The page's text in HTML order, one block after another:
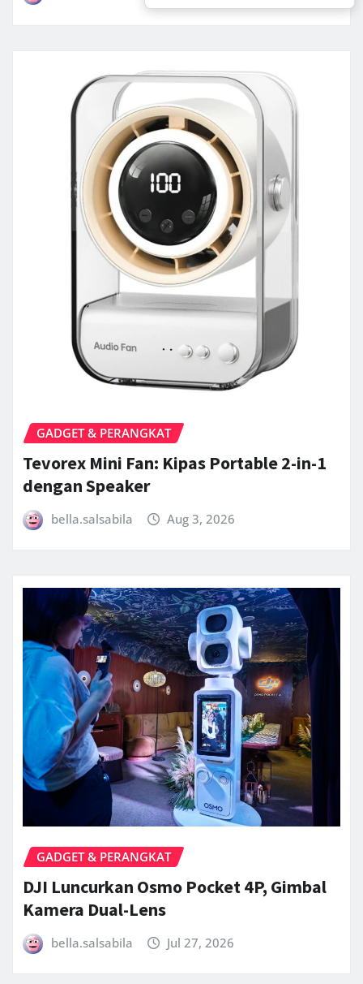
GADGET & PERANGKAT
Tevorex Mini Fan: Kipas Portable 2-in-1
dengan Speaker
bella.salsabila Aug 3, 2026
GADGET & PERANGKAT
DJI Luncurkan Osmo Pocket 4P, Gimbal
Kamera Dual-Lens
bella.salsabila Jul 27, 2026